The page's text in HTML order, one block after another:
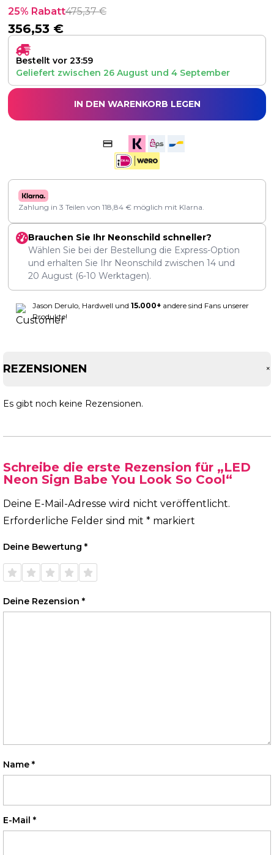
25% Rabatt475,37€
356,53 €
Bestellt vor 23:59
Geliefert zwischen 26 August und 4 September
IN DEN WARENKORB LEGEN
Zahlung in 3 Teilen von 118,84 € möglich mit Klarna.
Brauchen Sie Ihr Neonschild schneller?
Wählen Sie bei der Bestellung die Express-Option
und erhalten Sie Ihr Neonschild zwischen 14 und
20 August (6-10 Werktagen).
Jason Derulo, Hardwell und 15.000+ andere sind Fans unserer
Produkte!
REZENSIONEN +
Es gibt noch keine Rezensionen.
Schreibe die erste Rezension für „LED
Neon Sign Babe You Look So Cool“
Deine E-Mail-Adresse wird nicht veröffentlicht.
Erforderliche Felder sind mit * markiert
Deine Bewertung *
1 von
5 Sternen
2 von
5 Sternen
3 von
5 Sternen
4 von
5 Sternen
5 von
5 Sternen
Deine Rezension *
Name *
E-Mail *